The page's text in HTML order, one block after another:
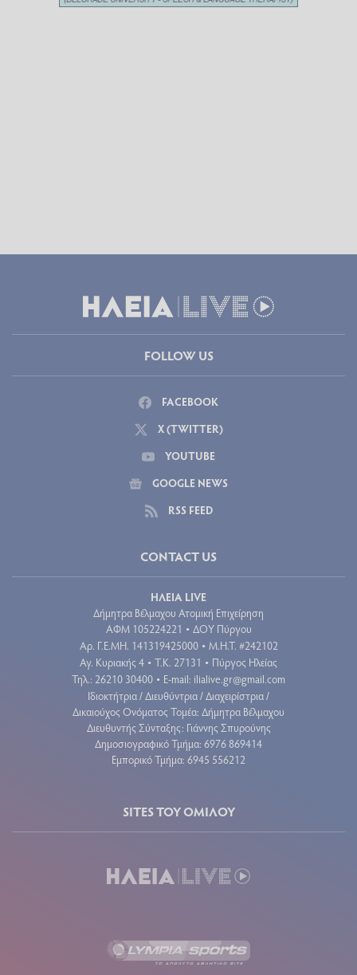
FOLLOW US
FACEBOOK
X (TWITTER)
YOUTUBE
GOOGLE NEWS
RSS FEED
CONTACT US
ΗΛΕΙΑ LIVE
Δήμητρα Βέλμαχου Ατομική Επιχείρηση
ΑΦΜ 105224221 • ΔΟΥ Πύργου
Aρ. Γ.Ε.ΜΗ. 141319425000 • Μ.Η.Τ. #242102
Αγ. Κυριακής 4 • Τ.Κ. 27131 • Πύργος Ηλείας
Τηλ.: 26210 30400 • E-mail: ilialive.gr@gmail.com
Ιδιοκτήτρια / Διευθύντρια / Διαχειρίστρια /
Δικαιούχος Ονόματος Τομέα: Δήμητρα Βέλμαχου
Διευθυντής Σύνταξης: Γιάννης Σπυρούνης
Δημοσιογραφικό Τμήμα: 6976 869414
Εμπορικό Τμήμα: 6945 556212
SITES ΤΟΥ ΟΜΙΛΟΥ